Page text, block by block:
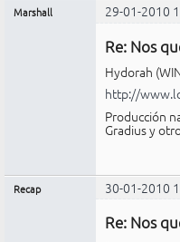
Marshall 29-01-2010
Re: Nos
Hydorah
http://
Producción
Gradius y
Recap 30-01-2010
Re: Nos